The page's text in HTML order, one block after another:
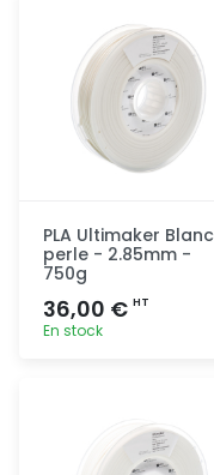
PLA Ultimaker Blanc
perle - 2.85mm -
750g
36,00 € HT
En stock